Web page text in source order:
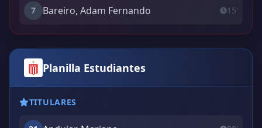
7 Bareiro, Adam Fernando 15'
Planilla Estudiantes
TITULARES